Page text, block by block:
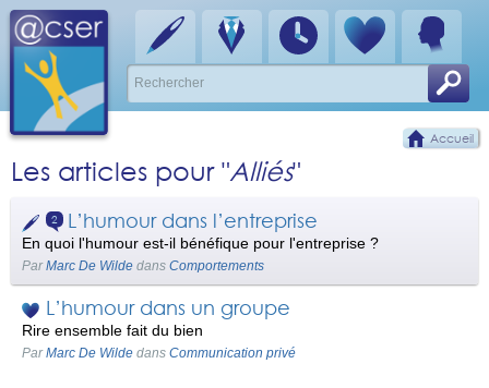
Accueil
Les articles pour "Alliés"
2 L’humour dans l’entreprise
En quoi l'humour est-il bénéfique pour l'entreprise ?
ParMarc De Wilde dans Comportements
L’humour dans un groupe
Rire ensemble fait du bien
ParMarc De Wilde dans Communication privé